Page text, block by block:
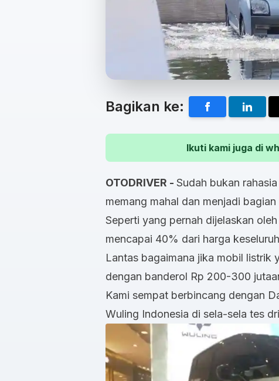
Bagikan ke:
Ikuti kami juga di
OTODRIVER - Sudah bukan
memang mahal dan menjadi
Seperti yang pernah dijelaskan
mencapai 40% dari harga
Lantas bagaimana jika mobil listrik
dengan banderol Rp 200-300
Kami sempat berbincang dengan
Wuling Indonesia di sela-sela tes